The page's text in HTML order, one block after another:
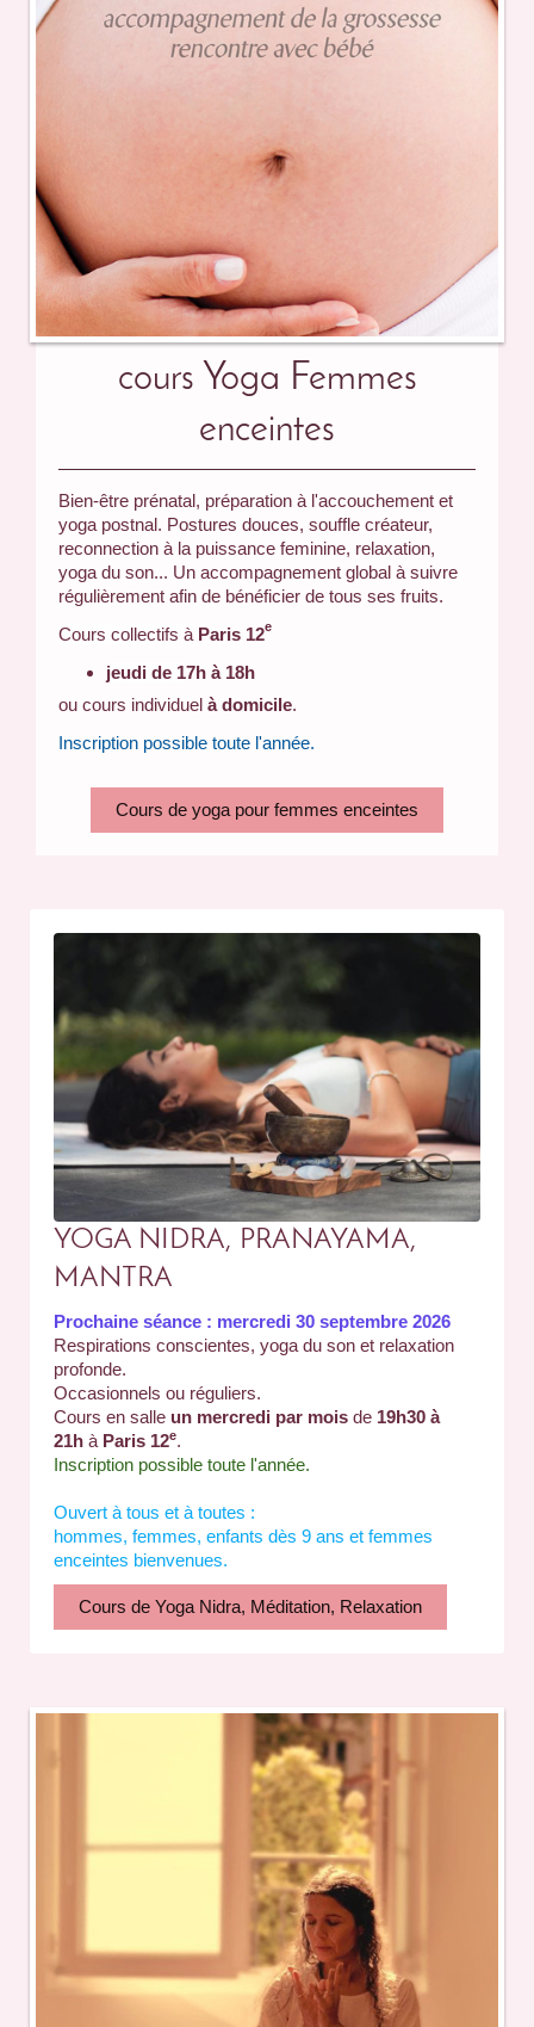
cours Yoga Femmes
enceintes
Bien-être prénatal, préparation à l'accouchement et
yoga postnal. Postures douces, souffle créateur,
reconnection à la puissance feminine, relaxation,
yoga du son... Un accompagnement global à suivre
régulièrement afin de bénéficier de tous ses fruits.
Cours collectifs à Paris 12e
jeudide 17h à 18h
ou cours individuelà domicile.
Inscription possible toute l'année.
Cours de yoga pour femmes enceintes
YOGA NIDRA, PRANAYAMA,
MANTRA
Prochaine séance : mercredi 30 septembre 2026
Respirations conscientes, yoga du son et relaxation
profonde.
Occasionnels ou réguliers.
Cours en salle un mercredi par mois de 19h30 à
21h à Paris 12e.
Inscription possible toute l'année.
Ouvert à tous et à toutes :
hommes, femmes, enfants dès 9 ans et femmes
enceintes bienvenues.
Cours de Yoga Nidra, Méditation, Relaxation